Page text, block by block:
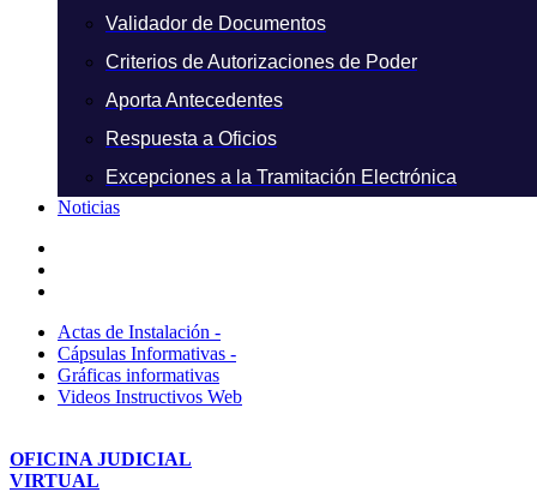
Validador de Documentos
Criterios de Autorizaciones de Poder
Aporta Antecedentes
Respuesta a Oficios
Excepciones a la Tramitación Electrónica
Noticias
Actas de Instalación -
Cápsulas Informativas -
Gráficas informativas
Videos Instructivos Web
OFICINA JUDICIAL
VIRTUAL